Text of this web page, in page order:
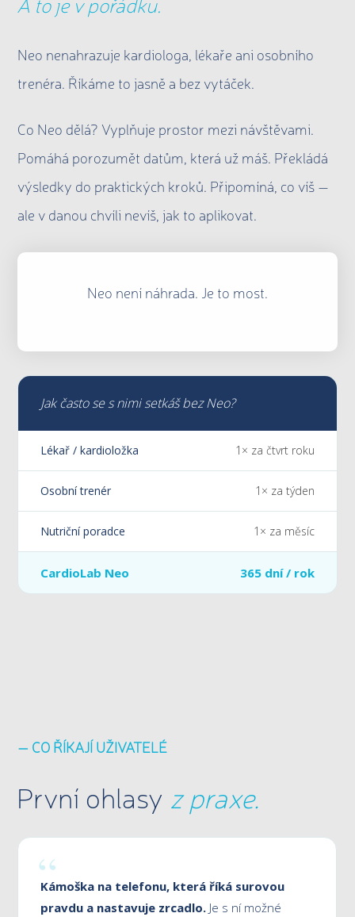
Neo nenahrazuje kardiologa, lékaře ani osobního
trenéra. Říkáme to jasně a bez vytáček.
Co Neo dělá? Vyplňuje prostor mezi návštěvami.
Pomáhá porozumět datům, která už máš. Překládá
výsledky do praktických kroků. Připomíná, co víš —
ale v danou chvíli nevíš, jak to aplikovat.
Neo není náhrada. Je to most.
Jak často se s nimi setkáš bez Neo?
Lékař / kardioložka 1× za čtvrt roku
Osobní trenér 1× za týden
Nutriční poradce 1× za měsíc
CardioLab Neo 365 dní / rok
— CO ŘÍKAJÍ UŽIVATELÉ
První ohlasy z praxe.
“
Kámoška na telefonu, která říká surovou
pravdu a nastavuje zrcadlo. Je s ní možné